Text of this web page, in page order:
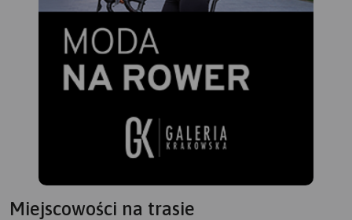
Miejscowości na trasie